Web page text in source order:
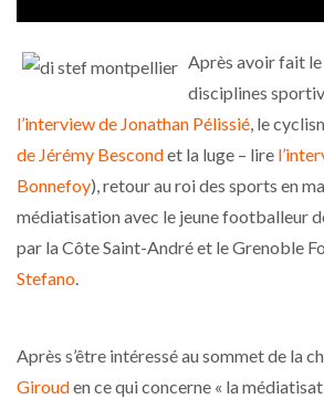
Après avoir fait
disciplines
l’interview de Jonathan Pélissié, le
de Jérémy Bescondet la luge – lire
Bonnefoy), retour au roi des sports en
médiatisation avec le jeune footballeur
par la Côte Saint-André et le Grenoble
Stefano.
Après s’être intéressé au sommet de la
Girouden ce qui concerne « la